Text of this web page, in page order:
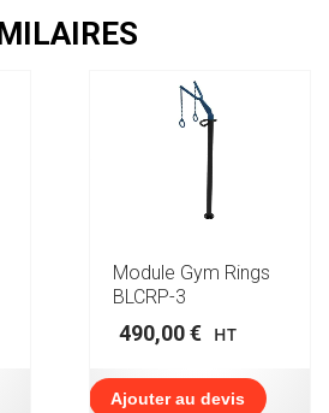
Module Gym Rings
BLCRP-3
490,00€ HT
Ajouter au devis